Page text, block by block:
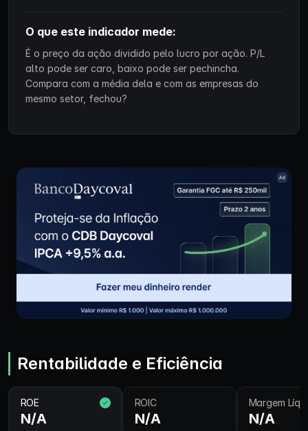
O que este indicador mede:
É o preço da ação dividido pelo lucro por ação. P/L
alto pode ser caro, baixo pode ser pechincha.
Compara com a média dela e com as empresas do
mesmo setor, fechou?
Rentabilidade e Eficiência
ROE
N/A
ROIC
N/A
Margem
N/A